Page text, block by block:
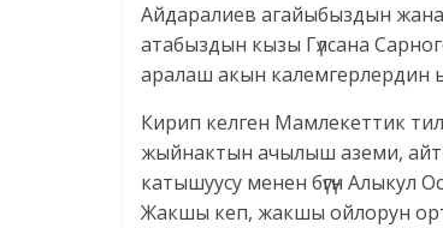
Айдаралиев агайыбыздын
атабыздын кызы Гүлсана
аралаш акын калемгерлердин
Кирип келген Мамлекеттик
жыйнактын ачылыш аземи,
катышуусу менен бүгүн Алыкул
Жакшы кеп, жакшы ойлорун